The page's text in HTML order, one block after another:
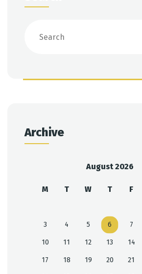
Archive
August 2026
M T W T F
3 4 5 6 7
10 11 12 13 14
17 18 19 20 21